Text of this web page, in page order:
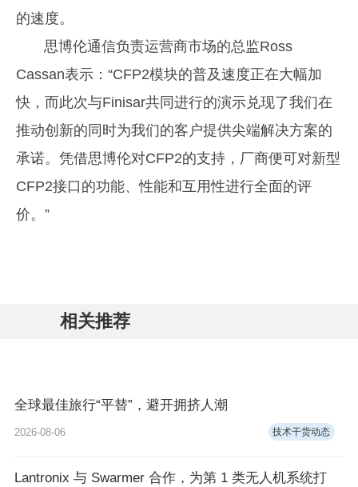
的速度。
思博伦通信负责运营商市场的总监Ross
Cassan表示：“CFP2模块的普及速度正在大幅加
快，而此次与Finisar共同进行的演示兑现了我们在
推动创新的同时为我们的客户提供尖端解决方案的
承诺。凭借思博伦对CFP2的支持，厂商便可对新型
CFP2接口的功能、性能和互用性进行全面的评
价。”
相关推荐
全球最佳旅行“平替”，避开拥挤人潮
2026-08-06 技术干货动态
Lantronix 与 Swarmer 合作，为第 1 类无人机系统打